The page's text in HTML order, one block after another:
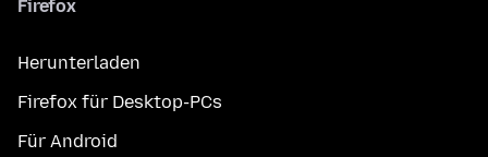
Firefox
Herunterladen
Firefox für Desktop-PCs
Für Android